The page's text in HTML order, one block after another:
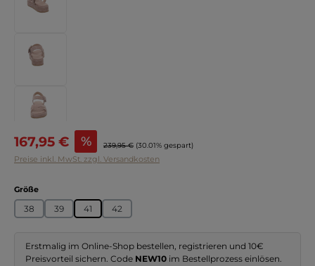
Verkaufspreis:
167,95 € % Regulärer Preis:
239,95 € (30.01% gespart)
Preise inkl. MwSt. zzgl. Versandkosten
Größeauswählen
38 39 41 42
Erstmalig im Online-Shop bestellen, registrieren und 10€
Preisvorteil sichern. Code NEW10 im Bestellprozess einlösen.